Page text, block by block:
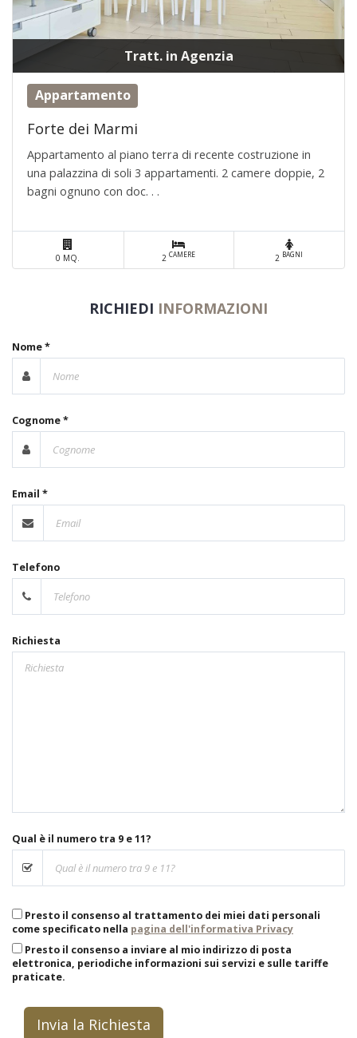
Tratt. in Agenzia
Appartamento
Forte dei Marmi
Appartamento al piano terra di recente costruzione in
una palazzina di soli 3 appartamenti. 2 camere doppie, 2
bagni ognuno con doc. . .
0 MQ. 2CAMERE 2 BAGNI
RICHIEDI INFORMAZIONI
Nome *
Cognome *
Email *
Telefono
Richiesta
Qual è il numero tra 9 e 11?
Presto il consenso al trattamento dei miei dati personali
come specificato nella pagina dell'informativa Privacy
Presto il consenso a inviare al mio indirizzo di posta
elettronica, periodiche informazioni sui servizi e sulle tariffe
praticate.
Invia la Richiesta